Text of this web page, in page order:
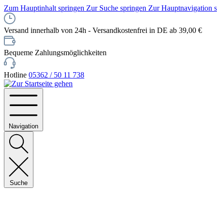
Zum Hauptinhalt springen Zur Suche springen Zur Hauptnavigation
Versand innerhalb von 24h - Versandkostenfrei in DE ab 39,00 €
Bequeme Zahlungsmöglichkeiten
Hotline 05362 / 50 11 738
Navigation
Suche